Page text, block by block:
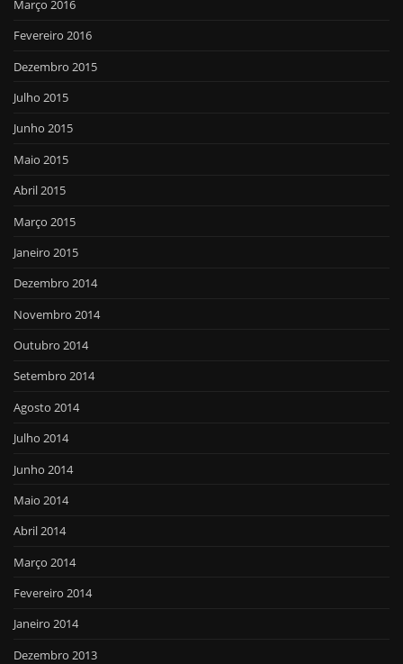
Março 2016
Fevereiro 2016
Dezembro 2015
Julho 2015
Junho 2015
Maio 2015
Abril 2015
Março 2015
Janeiro 2015
Dezembro 2014
Novembro 2014
Outubro 2014
Setembro 2014
Agosto 2014
Julho 2014
Junho 2014
Maio 2014
Abril 2014
Março 2014
Fevereiro 2014
Janeiro 2014
Dezembro 2013